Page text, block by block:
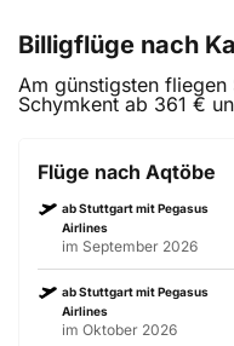
Billigflüge nach
Am günstigsten
Schymkent ab 361 €
Flüge nach Aqtöbe
ab Stuttgart mit Pegasus
Airlines
im September 2026
ab Stuttgart mit Pegasus
Airlines
im Oktober 2026